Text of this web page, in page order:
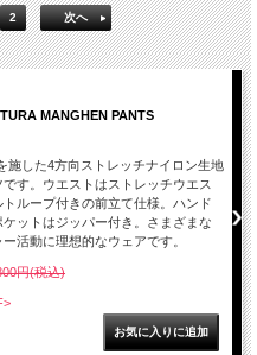
2 次へ
MANGHEN PANTS
施した4方向ストレッチナイロン生地
す。ウエストはストレッチウエス
トループ付きの前立て仕様。ハンド
ットはジッパー付き。さまざまな
活動に理想的なウェアです。
円(税込)